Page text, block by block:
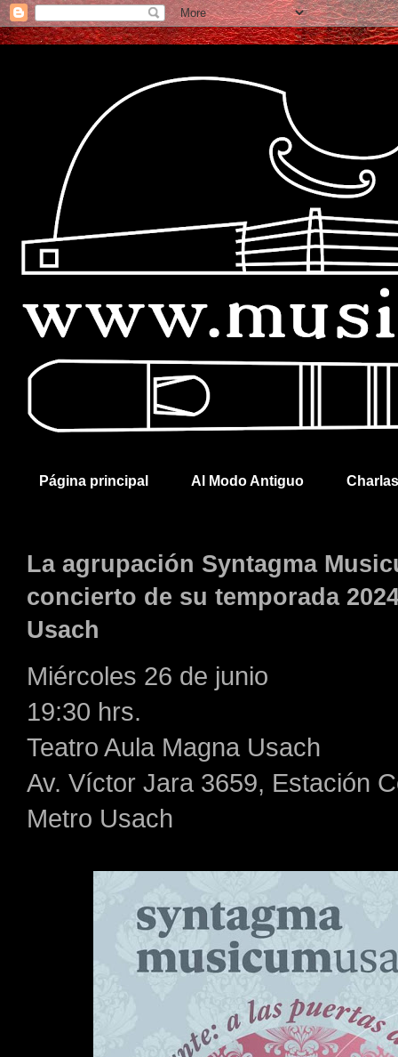
Página principal Al Modo Antiguo
La agrupación Syntagma
concierto de su temporada
Usach
Miércoles 26 de junio
19:30 hrs.
Teatro Aula Magna Usach
Av. Víctor Jara 3659, Estación
Metro Usach